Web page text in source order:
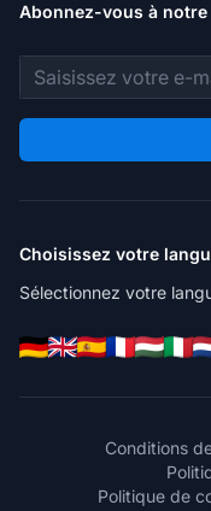
Abonnez-vous à
Adresse e-mail
Choisissez votre
Sélectionnez votre
Conditions
Politique de